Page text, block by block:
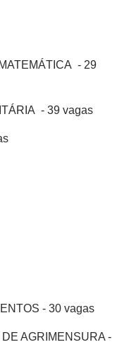
- 29
- 39 vagas
- 30 vagas
AGRIMENSURA -